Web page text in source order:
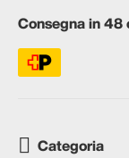
Consegna in 48
Categoria